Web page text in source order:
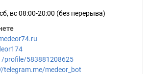
вс 08:00-20:00 (без перерыва)
/profile/583881208625
telegram.me/medeor_bot